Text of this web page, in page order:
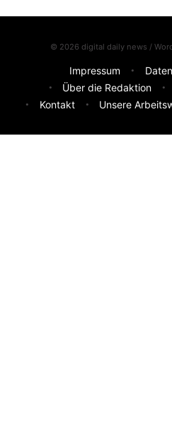
© 2026 digital daily news /
Impressum
Über die Redaktion
Kontakt
Unsere